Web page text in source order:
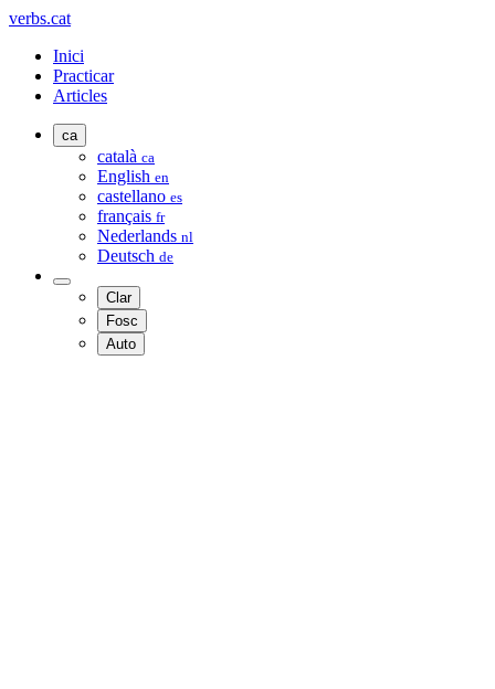
verbs.cat
Inici
Practicar
Articles
ca
català ca
English en
castellano es
français fr
Nederlands nl
Deutsch de
Clar
Fosc
Auto